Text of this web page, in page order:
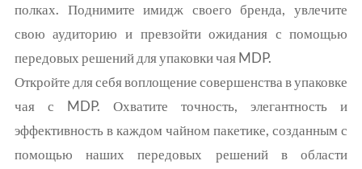
полках. Поднимите имидж своего бренда, увлечите
свою аудиторию и превзойти ожидания с помощью
передовых решений для упаковки чая MDP.
Откройте для себя воплощение совершенства в упаковке
чая с MDP. Охватите точность, элегантность и
эффективность в каждом чайном пакетике, созданным с
помощью наших передовых решений в области